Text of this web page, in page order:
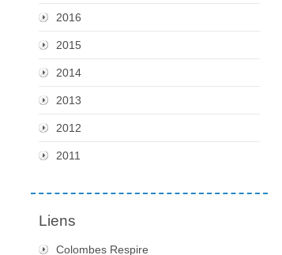
2016
2015
2014
2013
2012
2011
Liens
Colombes Respire